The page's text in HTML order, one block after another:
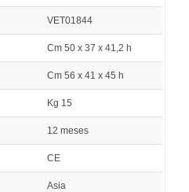
VET01844
Cm 50 x 37 x 41,2 h
Cm 56 x 41 x 45 h
Kg 15
12 meses
CE
Asia